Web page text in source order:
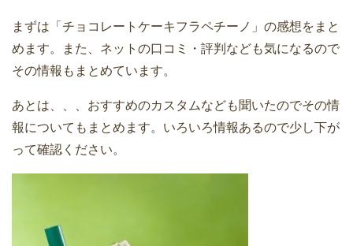
まずは「チョコレートケーキフラペチーノ」の感想をまと
めます。また、ネットの口コミ・評判なども気になるので
その情報もまとめています。
あとは、、、おすすめのカスタムなども聞いたのでその情
報についてもまとめます。いろいろ情報あるので少し下が
って確認ください。